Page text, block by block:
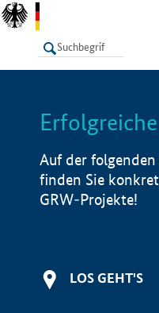
LISTE
Auf der
finden Sie
GRW-Projekte!
LOS GEHT'S